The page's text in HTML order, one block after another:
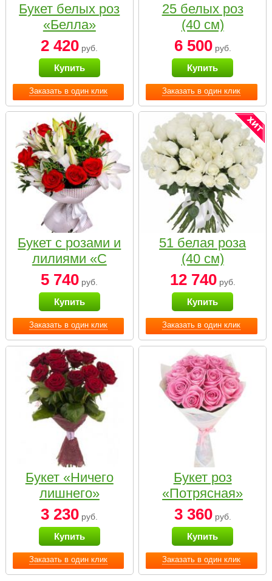
Заказать в один клик
Букет белых роз
«Белла»
2 420 руб.
Купить
Заказать в один клик
25 белых роз
(40 см)
6 500руб.
Купить
Заказать в один клик
Букет с розами и
лилиями «С
наилучшими
пожеланиями»
5 740 руб.
Купить
Заказать в один клик
51 белая роза
(40 см)
12 740руб.
Купить
Заказать в один клик
Букет «Ничего
лишнего»
3 230 руб.
Купить
Заказать в один клик
Букет роз
«Потрясная»
3 360руб.
Купить